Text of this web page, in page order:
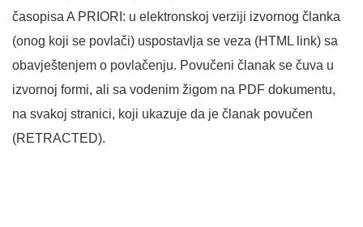
časopisa A PRIORI: u elektronskoj verziji izvornog članka
(onog koji se povlači) uspostavlja se veza (HTML link) sa
obavještenjem o povlačenju. Povučeni članak se čuva u
izvornoj formi, ali sa vodenim žigom na PDF dokumentu,
na svakoj stranici, koji ukazuje da je članak povučen
(RETRACTED).